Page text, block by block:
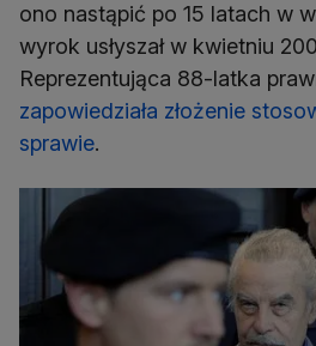
ono nastąpić po 15 latach w
wyrok usłyszał w kwietniu
Reprezentująca 88-latka
zapowiedziała złożenie
sprawie.